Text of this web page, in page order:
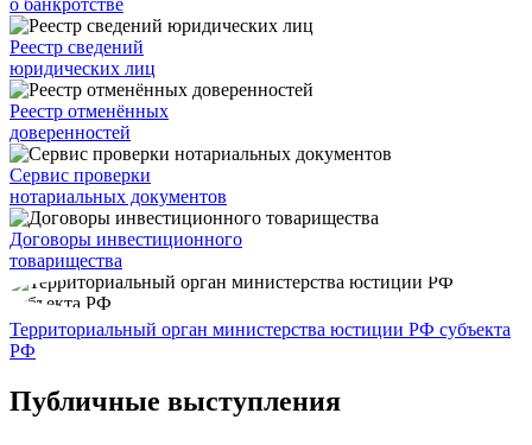
Реестр сведений
юридических лиц
Реестр отменённых
доверенностей
Сервис проверки
нотариальных документов
Договоры инвестиционного
товарищества
Территориальный орган министерства юстиции РФ субъекта
РФ
Публичные выступления